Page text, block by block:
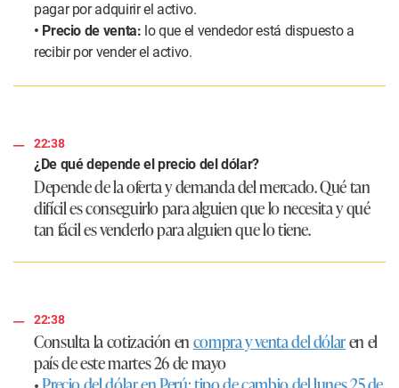
pagar por adquirir el activo.
• Precio de venta: lo que el vendedor está dispuesto a
recibir por vender el activo.
22:38
¿De qué depende el precio del dólar?
Depende de la oferta y demanda del mercado. Qué tan
difícil es conseguirlo para alguien que lo necesita y qué
tan fácil es venderlo para alguien que lo tiene.
22:38
Consulta la cotización encompra y venta del dólaren el
país de estemartes 26 de mayo